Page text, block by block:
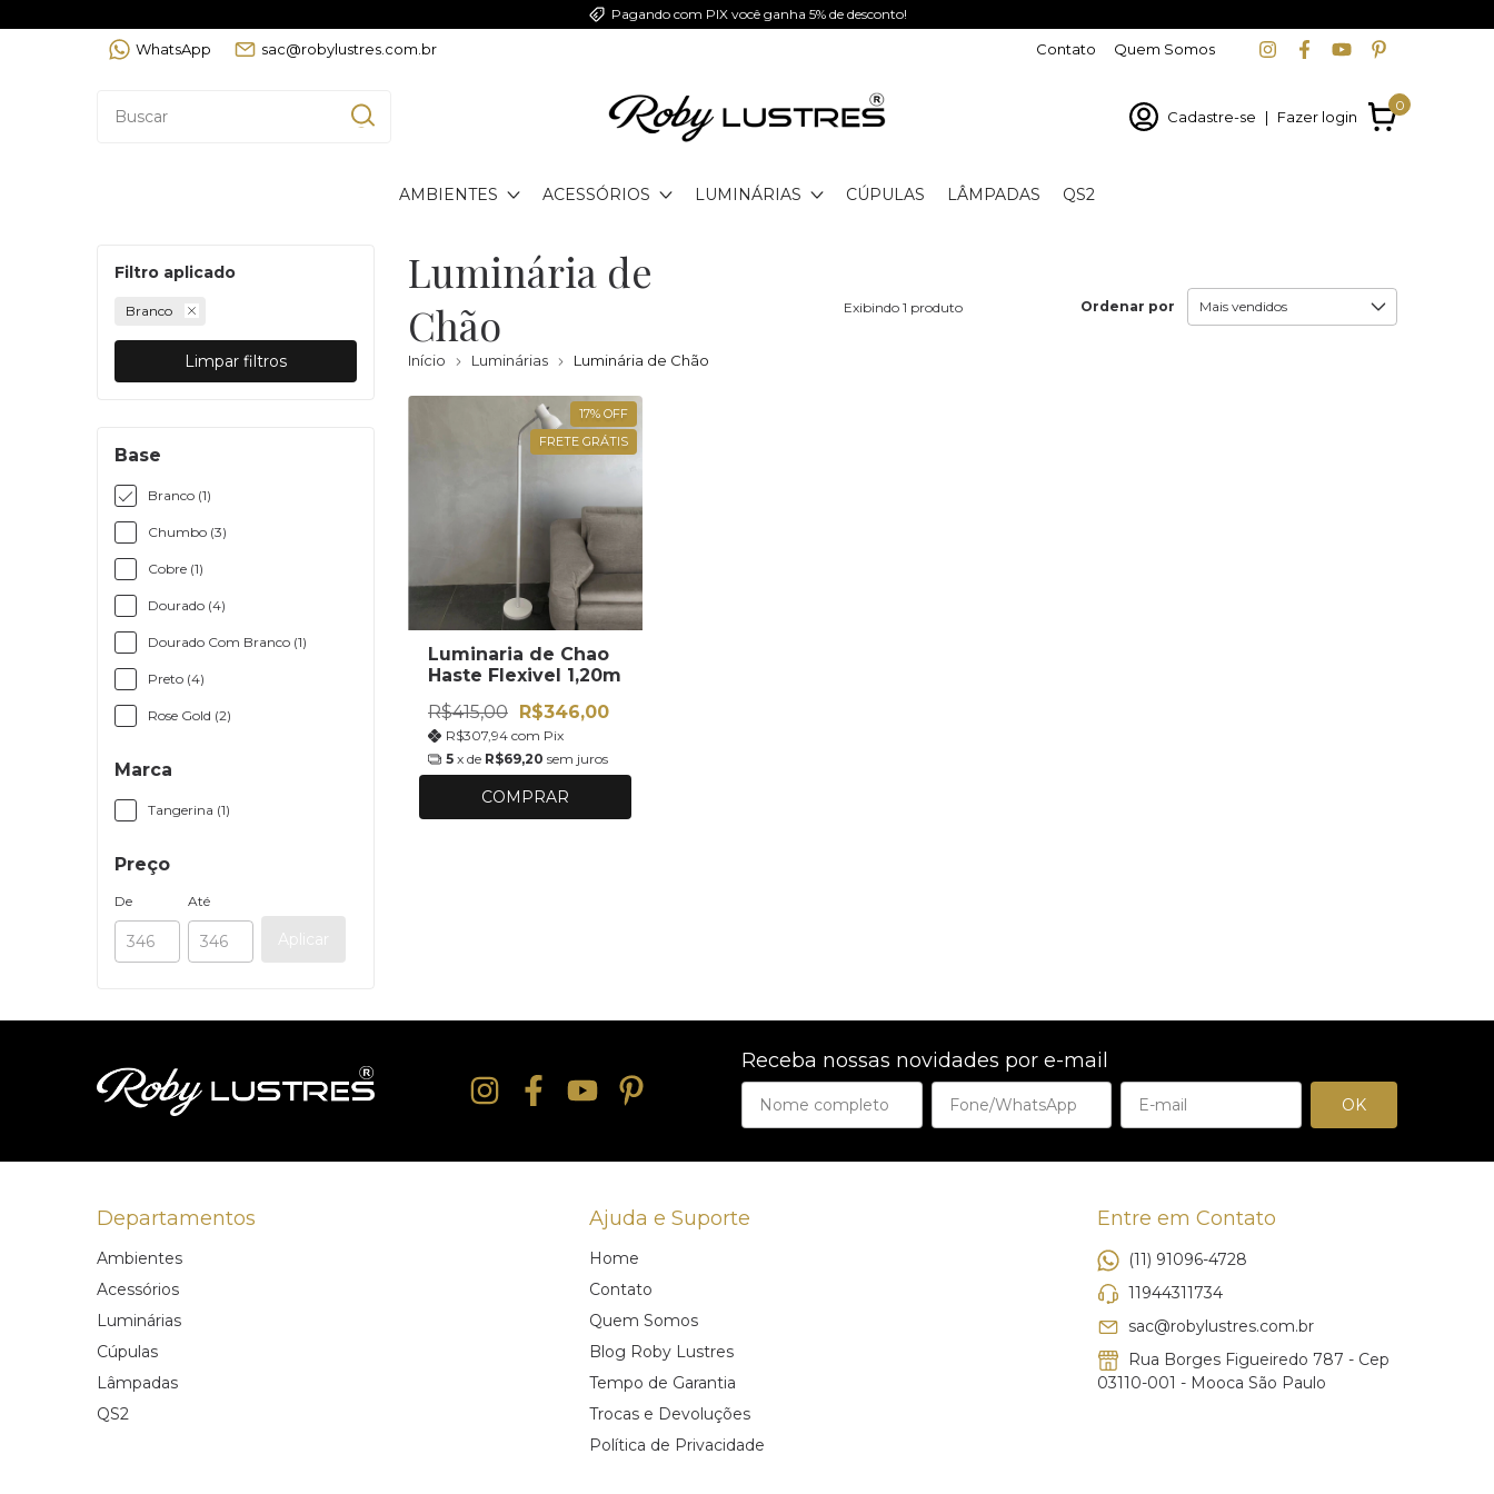
Pagando com PIX você ganha 5% de desconto!
WhatsApp sac@robylustres.com.br Contato Quem Somos
Cadastre-se | Fazer login
0
AMBIENTES ACESSÓRIOS LUMINÁRIAS CÚPULAS LÂMPADAS QS2
Filtro aplicado
Branco
Limpar filtros
Base
Branco (1)
Chumbo (3)
Cobre (1)
Dourado (4)
Dourado Com Branco (1)
Preto (4)
Rose Gold (2)
Marca
Tangerina (1)
Preço
De Até
Aplicar
Luminária de
Chão
Início Luminárias Luminária de Chão
Exibindo 1 produto Ordenar por
17%OFF
FRETE GRÁTIS
Luminaria de Chao
Haste Flexivel 1,20m
R$415,00
R$346,00
R$307,94 com Pix
5 x de R$69,20 sem juros
COMPRAR
Receba nossas novidades por e-mail
Departamentos
Ambientes
Acessórios
Luminárias
Cúpulas
Lâmpadas
QS2
Ajuda e Suporte
Home
Contato
Quem Somos
Blog Roby Lustres
Tempo de Garantia
Trocas e Devoluções
Política de Privacidade
Entre em Contato
(11) 91096-4728
11944311734
sac@robylustres.com.br
Rua Borges Figueiredo 787 - Cep
03110-001 - Mooca São Paulo